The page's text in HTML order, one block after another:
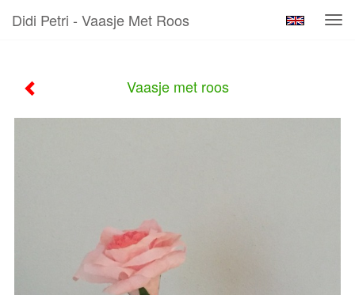
Didi Petri - Vaasje Met Roos
Vaasje met roos